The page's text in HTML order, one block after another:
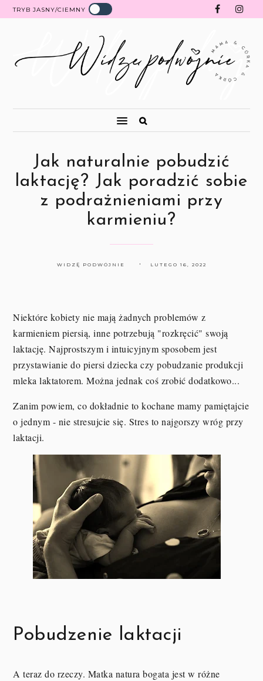
TRYB JASNY/CIEMNY
Jak naturalnie pobudzić
laktację? Jak poradzić sobie
z podrażnieniami przy
karmieniu?
WIDZĘ PODWÓJNIE LUTEGO 16, 2022
Niektóre kobiety nie mają żadnych problemów z
karmieniem piersią, inne potrzebują "rozkręcić" swoją
laktację. Najprostszym i intuicyjnym sposobem jest
przystawianie do piersi dziecka czy pobudzanie produkcji
mleka laktatorem. Można jednak coś zrobić dodatkowo...
Zanim powiem, co dokładnie to kochane mamy pamiętajcie
o jednym - nie stresujcie się. Stres to najgorszy wróg przy
laktacji.
Pobudzenie laktacji
A teraz do rzeczy. Matka natura bogata jest w różne